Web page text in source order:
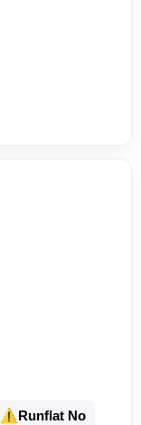
⚠️Runflat No